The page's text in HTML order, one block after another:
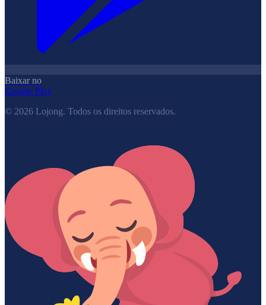
Baixar no
Google Play
© 2026 Lojong. Todos os direitos reservados.